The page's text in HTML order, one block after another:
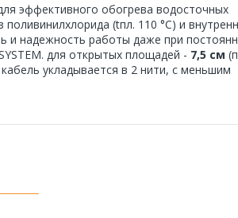
эффективного обогрева водосточных
(tпл. 110 °C) и
и надежность работы даже при
для открытых площадей - 7,5 см
укладывается в 2 нити, с меньшим